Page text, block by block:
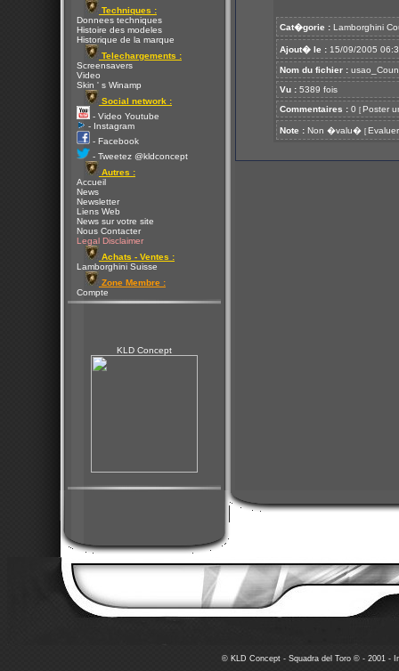
Techniques :
Donnees techniques
Histoire des modeles
Historique de la marque
Telechargements :
Screensavers
Video
Skin ' s Winamp
Social network :
- Video Youtube
- Instagram
- Facebook
- Tweetez @kldconcept
Autres :
Accueil
News
Newsletter
Liens Web
News sur votre site
Nous Contacter
Legal Disclaimer
Achats - Ventes :
Lamborghini Suisse
Zone Membre :
Compte
KLD Concept
Cat�gorie : Lamborghini
Ajout� le : 15/09/2005
Nom du fichier :
Vu : 5389 fois
Commentaires : 0 [ Poster
Note : Non �valu� [ Evaluer
© KLD Concept - Squadra del Toro © - 2001 -